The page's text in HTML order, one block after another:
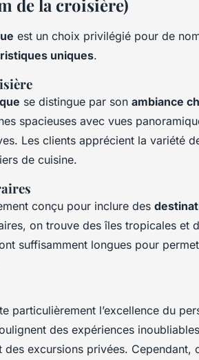
de la croisière)
est un choix privilégié pour de
uniques.
se distingue par son ambiance
spacieuses avec vues
Les clients apprécient la variété
de cuisine.
conçu pour inclure des
on trouve des îles tropicales et
suffisamment longues pour
particulièrement l’excellence du
des expériences
des excursions privées. Cependant,